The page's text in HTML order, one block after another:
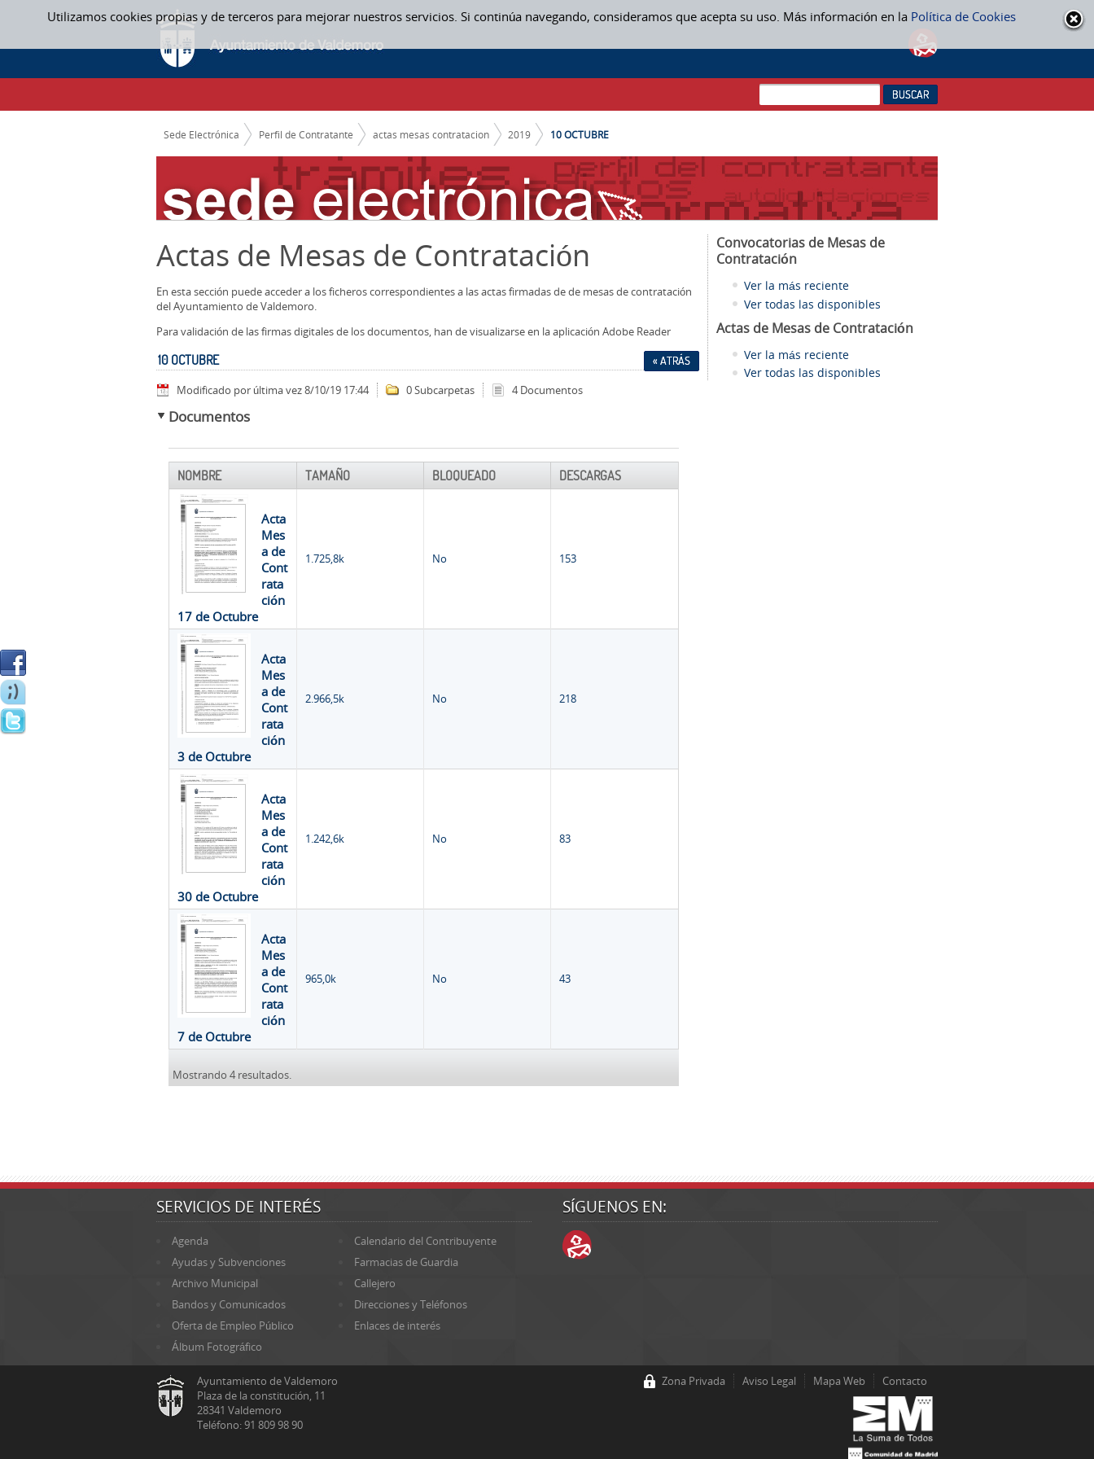
Utilizamos cookies propias y de terceros para mejorar nuestros servicios. Si continúa navegando, consideramos que acepta su uso. Más información en la Política de Cookies
Saltar al contenido
10 OCTUBRE - ACTAS MESAS CONTRATACION
CAMINO DE MIGAS
Sede Electrónica Perfil de Contratante actas mesas contratacion 2019 10 OCTUBRE
Actas de Mesas de Contratación
En esta sección puede acceder a los ficheros correspondientes a las actas firmadas de de mesas de contratación
del Ayuntamiento de Valdemoro.
Para validación de las firmas digitales de los documentos, han de visualizarse en la aplicación Adobe Reader
« ATRÁS
10 OCTUBRE
Modificado por última vez 8/10/19 17:44 0 Subcarpetas 4 Documentos
Documentos
NOMBRE TAMAÑO BLOQUEADO DESCARGAS
Acta
Mes
a de
Cont
rata
ción
17 de Octubre
1.725,8k No 153
Acta
Mes
a de
Cont
rata
ción
3 de Octubre
2.966,5k No 218
Acta
Mes
a de
Cont
rata
ción
30 de Octubre
1.242,6k No 83
Acta
Mes
a de
Cont
rata
ción
7 de Octubre
965,0k No 43
Mostrando 4 resultados.
Convocatorias de Mesas de
Contratación
Ver la más reciente
Ver todas las disponibles
Actas de Mesas de Contratación
Ver la más reciente
Ver todas las disponibles
SERVICIOS DE INTERÉS
Agenda
Calendario del Contribuyente
Ayudas y Subvenciones
Farmacias de Guardia
Archivo Municipal
Callejero
Bandos y Comunicados
Direcciones y Teléfonos
Oferta de Empleo Público
Enlaces de interés
Álbum Fotográfico
SÍGUENOS EN:
Ayuntamiento de Valdemoro
Plaza de la constitución, 11
28341 Valdemoro
Teléfono: 91 809 98 90
Zona Privada Aviso Legal Mapa Web Contacto